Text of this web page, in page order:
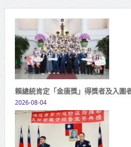
賴總統肯定「金唐獎」得獎者及入圍
2026-08-04